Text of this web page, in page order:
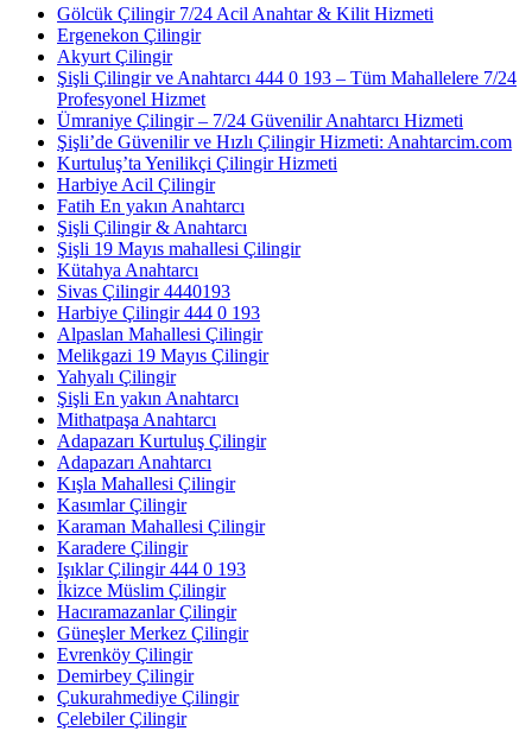
Gölcük Çilingir 7/24 Acil Anahtar & Kilit Hizmeti
Ergenekon Çilingir
Akyurt Çilingir
Şişli Çilingir ve Anahtarcı 444 0 193 – Tüm Mahallelere 7/24
Profesyonel Hizmet
Ümraniye Çilingir – 7/24 Güvenilir Anahtarcı Hizmeti
Şişli’de Güvenilir ve Hızlı Çilingir Hizmeti: Anahtarcim.com
Kurtuluş’ta Yenilikçi Çilingir Hizmeti
Harbiye Acil Çilingir
Fatih En yakın Anahtarcı
Şişli Çilingir & Anahtarcı
Şişli 19 Mayıs mahallesi Çilingir
Kütahya Anahtarcı
Sivas Çilingir 4440193
Harbiye Çilingir 444 0 193
Alpaslan Mahallesi Çilingir
Melikgazi 19 Mayıs Çilingir
Yahyalı Çilingir
Şişli En yakın Anahtarcı
Mithatpaşa Anahtarcı
Adapazarı Kurtuluş Çilingir
Adapazarı Anahtarcı
Kışla Mahallesi Çilingir
Kasımlar Çilingir
Karaman Mahallesi Çilingir
Karadere Çilingir
Işıklar Çilingir 444 0 193
İkizce Müslim Çilingir
Hacıramazanlar Çilingir
Güneşler Merkez Çilingir
Evrenköy Çilingir
Demirbey Çilingir
Çukurahmediye Çilingir
Çelebiler Çilingir